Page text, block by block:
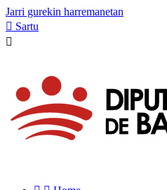
Jarri gurekin harremanetan
 Sartu
